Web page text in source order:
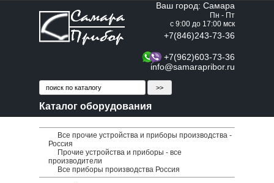
Ваш город: Самара
Пн - Пт
с 9:00 до 17:00 мск
+7(846)243-73-36
+7(962)603-73-36
info@samarapribor.ru
Каталог оборудования
Все прочие устройства и приборы производства -
Россия
Прочие устройства и приборы - все
производители
Все приборы производства Россия